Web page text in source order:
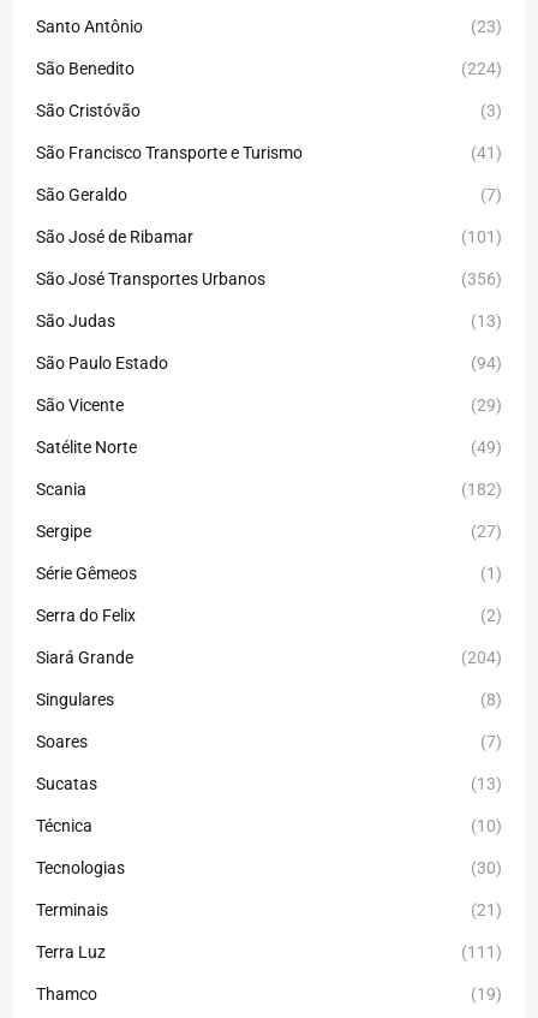
Santo Antônio (23)
São Benedito (224)
São Cristóvão (3)
São Francisco Transporte e Turismo (41)
São Geraldo (7)
São José de Ribamar (101)
São José Transportes Urbanos (356)
São Judas (13)
São Paulo Estado (94)
São Vicente (29)
Satélite Norte (49)
Scania (182)
Sergipe (27)
Série Gêmeos (1)
Serra do Felix (2)
Siará Grande (204)
Singulares (8)
Soares (7)
Sucatas (13)
Técnica (10)
Tecnologias (30)
Terminais (21)
Terra Luz (111)
Thamco (19)